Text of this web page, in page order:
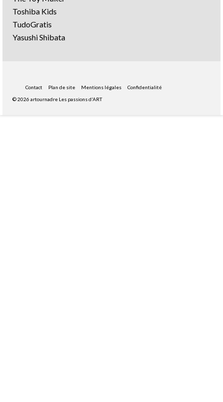
Toshiba Kids
TudoGratis
Yasushi Shibata
Contact Plan de site Mentions légales
Confidentialité
© 2026 artournadre Les passions d'ART